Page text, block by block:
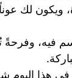
ويكون لك
فيه،
هذا اليوم